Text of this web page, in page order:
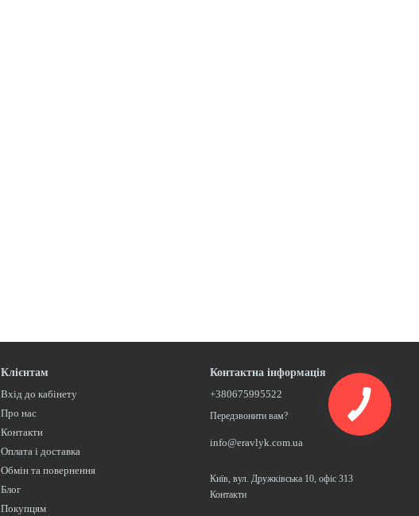
Клієнтам
Вхід до кабінету
Про нас
Контакти
Оплата і доставка
Обмін та повернення
Блог
Покупцям
Контактна інформація
+380675995522
Передзвонити вам?
info@eravlyk.com.ua
Київ, вул. Дружківська 10, офіс 313
Контакти